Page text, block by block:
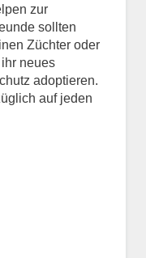
zur
sollten
Züchter oder
neues
adoptieren.
auf jeden